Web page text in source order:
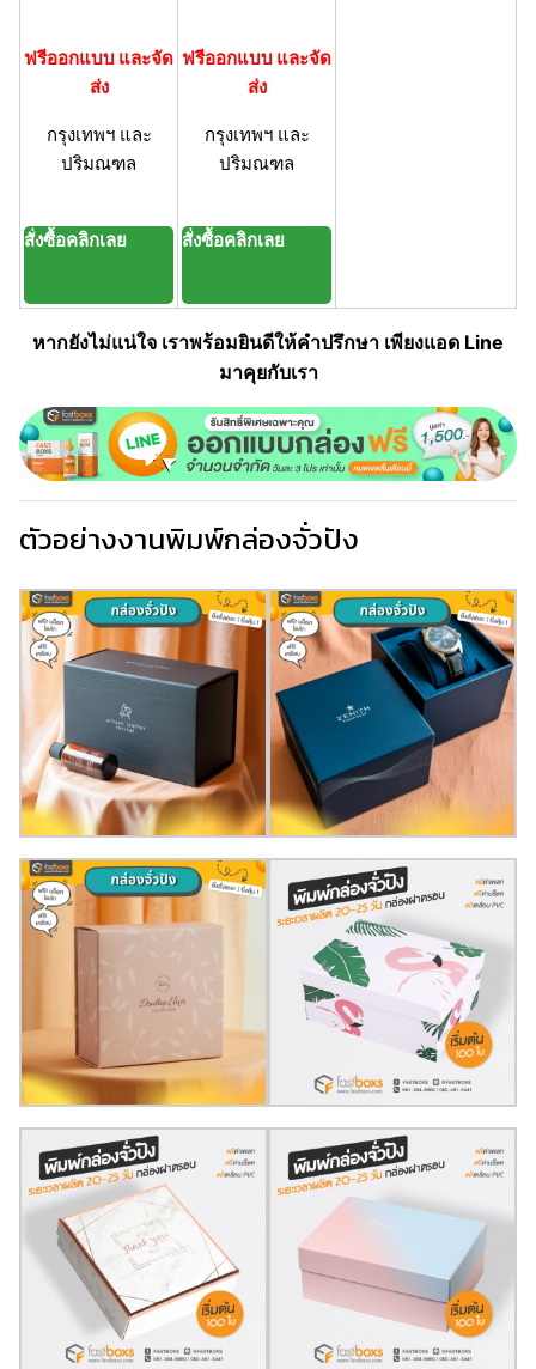
ฟรีออกแบบ และจัด
ส่ง
กรุงเทพฯ และ
ปริมณฑล
สั่งซื้อคลิกเลย
ฟรีออกแบบ และจัด
ส่ง
กรุงเทพฯ และ
ปริมณฑล
สั่งซื้อคลิกเลย
หากยังไม่แน่ใจ เราพร้อมยินดีให้คำปรึกษา เพียงแอด Line
มาคุยกับเรา
ตัวอย่างงานพิมพ์กล่องจั่วปัง